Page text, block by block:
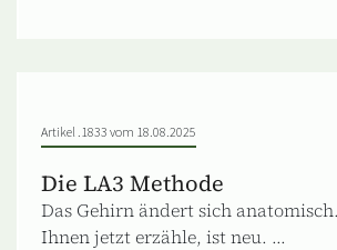
Artikel .1833 vom 18.08.2025
Die LA3 Methode
Das Gehirn ändert sich
Ihnen jetzt erzähle, ist neu. ...